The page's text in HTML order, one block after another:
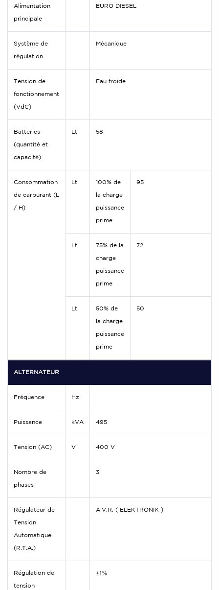
Alimentation
principale
EURO DIESEL
Système de
régulation
Mécanique
Tension de
fonctionnement
(VdC)
Eau froide
Batteries
(quantité et
capacité)
Lt 58
Consommation
de carburant (L
/ H)
Lt 100% de
la charge
puissance
prime
95
Lt 75% de la
charge
puissance
prime
72
Lt 50% de
la charge
puissance
prime
50
ALTERNATEUR
Fréquence Hz
Puissance kVA 495
Tension (AC) V 400 V
Nombre de
phases
3
Régulateur de
Tension
Automatique
(R.T.A.)
A.V.R. ( ELEKTRONİK )
Régulation de
tension
±1%